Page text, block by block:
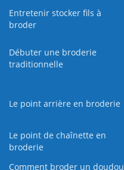
Entretenir stocker fils à
broder
Débuter une broderie
traditionnelle
Le point arrière en broderie
Le point de chaînette en
broderie
Comment broder un doudou